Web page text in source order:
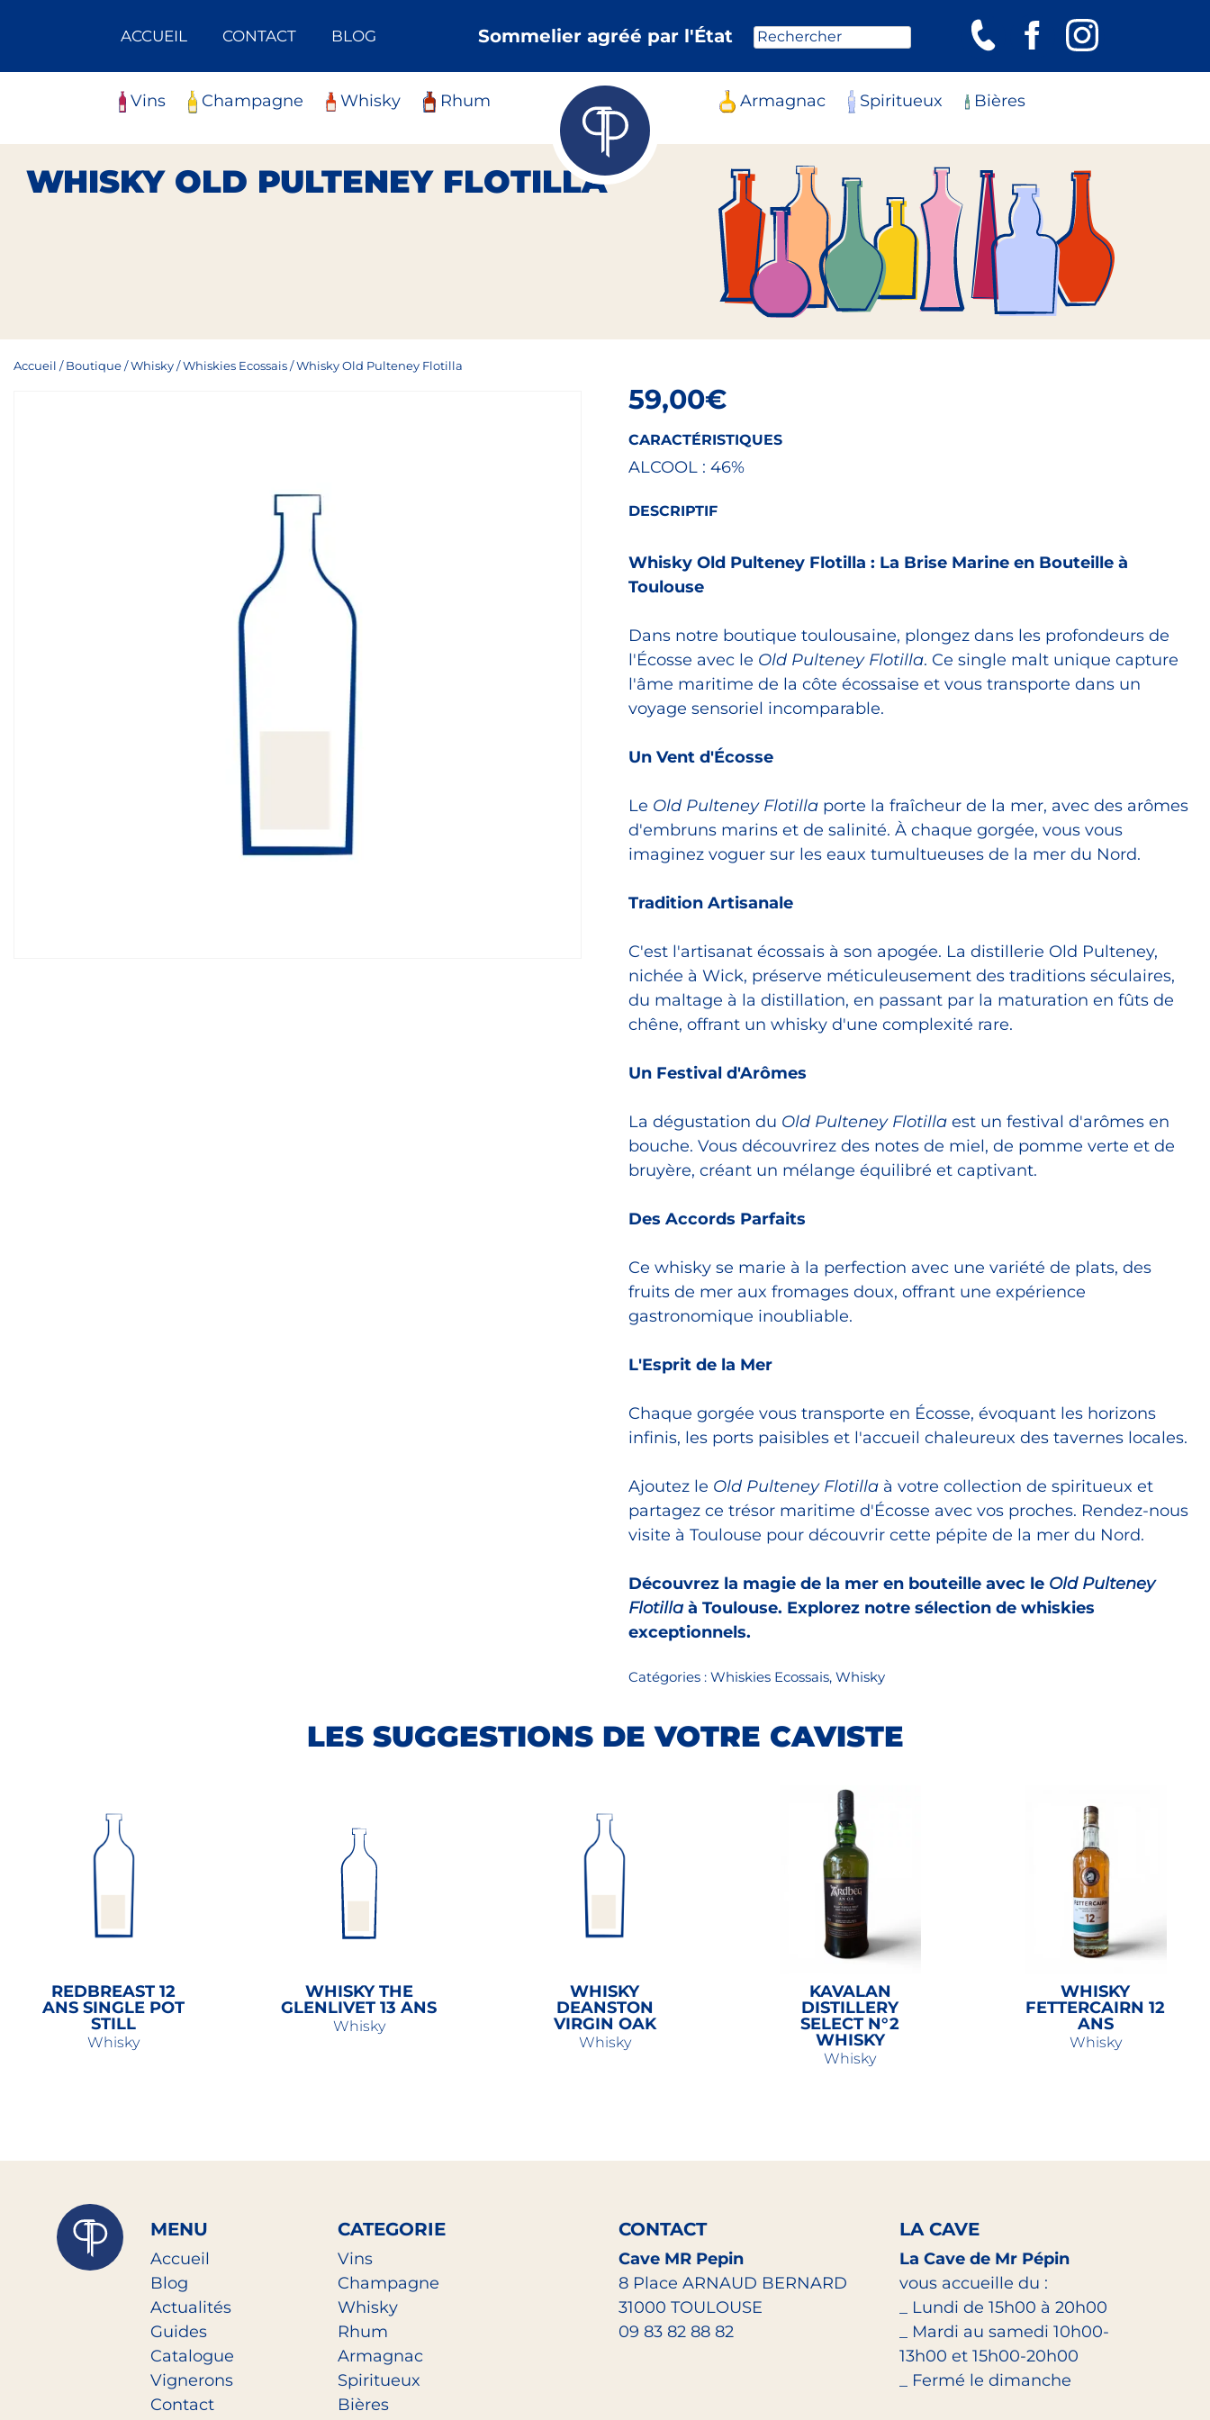
ACCUEIL CONTACT BLOG Sommelier agréé par l'État Rechercher
Vins Champagne Whisky Rhum Armagnac Spiritueux Bières
WHISKY OLD PULTENEY FLOTILLA
Accueil /Boutique/Whisky/Whiskies Ecossais/Whisky Old Pulteney Flotilla
59,00€
CARACTÉRISTIQUES
ALCOOL :46%
DESCRIPTIF
Whisky Old Pulteney Flotilla : La Brise Marine en Bouteille à
Toulouse
Dans notre boutique toulousaine, plongez dans les profondeurs de
l'Écosse avec le Old Pulteney Flotilla. Ce single malt unique capture
l'âme maritime de la côte écossaise et vous transporte dans un
voyage sensoriel incomparable.
Un Vent d'Écosse
Le Old Pulteney Flotilla porte la fraîcheur de la mer, avec des arômes
d'embruns marins et de salinité. À chaque gorgée, vous vous
imaginez voguer sur les eaux tumultueuses de la mer du Nord.
Tradition Artisanale
C'est l'artisanat écossais à son apogée. La distillerie Old Pulteney,
nichée à Wick, préserve méticuleusement des traditions séculaires,
du maltage à la distillation, en passant par la maturation en fûts de
chêne, offrant un whisky d'une complexité rare.
Un Festival d'Arômes
La dégustation du Old Pulteney Flotilla est un festival d'arômes en
bouche. Vous découvrirez des notes de miel, de pomme verte et de
bruyère, créant un mélange équilibré et captivant.
Des Accords Parfaits
Ce whisky se marie à la perfection avec une variété de plats, des
fruits de mer aux fromages doux, offrant une expérience
gastronomique inoubliable.
L'Esprit de la Mer
Chaque gorgée vous transporte en Écosse, évoquant les horizons
infinis, les ports paisibles et l'accueil chaleureux des tavernes locales.
Ajoutez le Old Pulteney Flotilla à votre collection de spiritueux et
partagez ce trésor maritime d'Écosse avec vos proches. Rendez-nous
visite à Toulouse pour découvrir cette pépite de la mer du Nord.
Découvrez la magie de la mer en bouteille avec le Old Pulteney
Flotilla à Toulouse. Explorez notre sélection de whiskies
exceptionnels.
Catégories :Whiskies Ecossais,Whisky
LES SUGGESTIONS DE VOTRE CAVISTE
REDBREAST 12
ANS SINGLE POT
STILL
Whisky
WHISKY THE
GLENLIVET 13 ANS
Whisky
WHISKY
DEANSTON
VIRGIN OAK
Whisky
KAVALAN
DISTILLERY
SELECT N°2
WHISKY
Whisky
WHISKY
FETTERCAIRN 12
ANS
Whisky
MENU
Accueil
Blog
Actualités
Guides
Catalogue
Vignerons
Contact
CATEGORIE
Vins
Champagne
Whisky
Rhum
Armagnac
Spiritueux
Bières
CONTACT
Cave MR Pepin
8 Place ARNAUD BERNARD
31000 TOULOUSE
09 83 82 88 82
LA CAVE
La Cave de Mr Pépin
vous accueille du :
_ Lundi de 15h00 à 20h00
_ Mardi au samedi 10h00-
13h00 et 15h00-20h00
_ Fermé le dimanche